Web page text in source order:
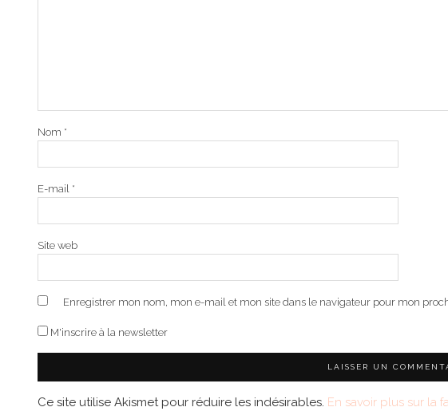
Nom *
E-mail *
Site web
Enregistrer mon nom, mon e-mail et mon site dans le navigateur pour mon
M'inscrire à la newsletter
Ce site utilise Akismet pour réduire les indésirables. En savoir plus sur la